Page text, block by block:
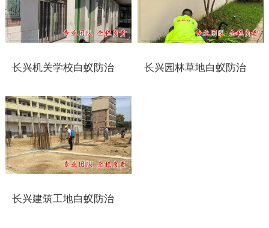
高邮白蚁防治
丹阳白蚁防治
扬中白蚁防治
句容白蚁防治
盐城白蚁防治
长兴机关学校白蚁防治 长兴园林草地白蚁防治
长兴建筑工地白蚁防治